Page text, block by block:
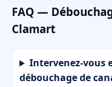
FAQ —
Clamart
Intervenez-vous
débouchage de